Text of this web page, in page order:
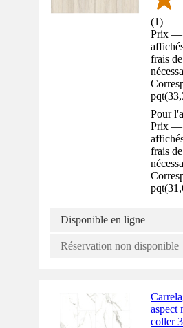
(1)
Prix —
frais
pqt(
Pour
Prix —
frais
pqt(
Disponible en ligne
Réservation non disponible
aspect
coller